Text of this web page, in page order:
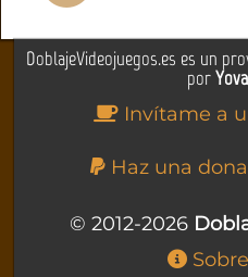
DoblajeVideojuegos.es es un
por
Invítame a
Haz una
© 2012-2026